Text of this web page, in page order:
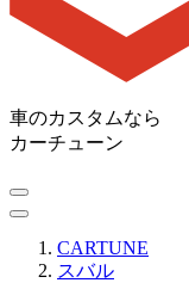
車のカスタムなら
カーチューン
CARTUNE
スバル